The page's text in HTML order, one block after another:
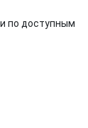
по доступным